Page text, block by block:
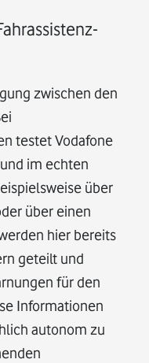
zwischen den
testet Vodafone
im echten
über
über einen
hier bereits
geteilt und
für den
Informationen
autonom zu